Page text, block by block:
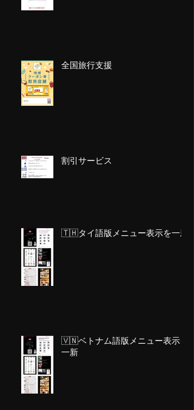
全国旅行支援
割引サービス
🇹🇭タイ語版メニュー表示を一新
🇻🇳ベトナム語版メニュー表示を
一新